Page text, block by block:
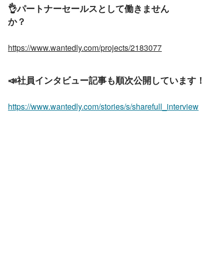
👌パートナーセールスとして働きません
か？
https://www.wantedly.com/projects/2183077
📣社員インタビュー記事も順次公開しています！
https://www.wantedly.com/stories/s/sharefull_interview